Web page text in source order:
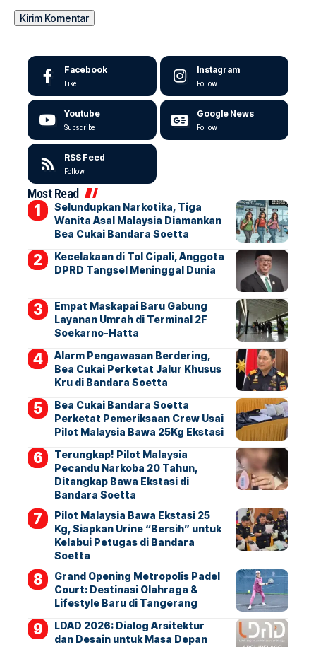
Facebook
Like
Instagram
Follow
Youtube
Subscribe
Google News
Follow
RSS Feed
Follow
Most Read
Selundupkan Narkotika, Tiga
Wanita Asal Malaysia Diamankan
Bea Cukai Bandara Soetta
Kecelakaan di Tol Cipali, Anggota
DPRD Tangsel Meninggal Dunia
Empat Maskapai Baru Gabung
Layanan Umrah di Terminal 2F
Soekarno-Hatta
Alarm Pengawasan Berdering,
Bea Cukai Perketat Jalur Khusus
Kru di Bandara Soetta
Bea Cukai Bandara Soetta
Perketat Pemeriksaan Crew Usai
Pilot Malaysia Bawa 25Kg Ekstasi
Terungkap! Pilot Malaysia
Pecandu Narkoba 20 Tahun,
Ditangkap Bawa Ekstasi di
Bandara Soetta
Pilot Malaysia Bawa Ekstasi 25
Kg, Siapkan Urine “Bersih” untuk
Kelabui Petugas di Bandara
Soetta
Grand Opening Metropolis Padel
Court: Destinasi Olahraga &
Lifestyle Baru di Tangerang
LDAD 2026: Dialog Arsitektur
dan Desain untuk Masa Depan